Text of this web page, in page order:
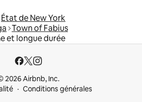
État de New York
Town of Fabius
et longue durée
2026 Airbnb, Inc.
Conditions générales